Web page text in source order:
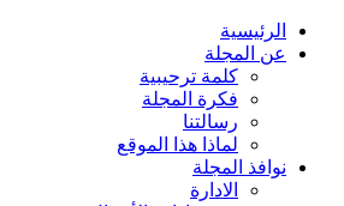
الرئيسية
عن المجلة
كلمة ترحيبية
فكرة المجلة
رسالتنا
لماذا هذا الموقع
نوافذ المجلة
الادارة